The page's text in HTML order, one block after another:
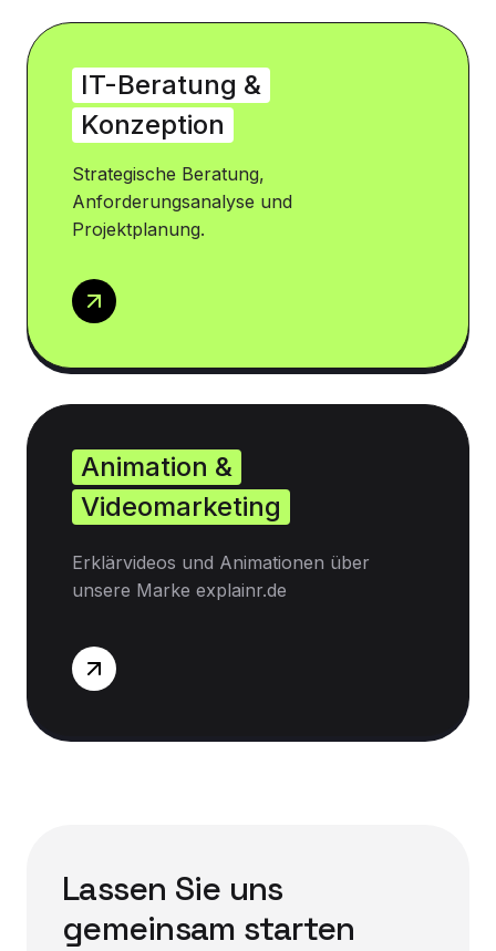
IT-Beratung &
Konzeption
Strategische Beratung,
Anforderungsanalyse und
Projektplanung.
Animation &
Videomarketing
Erklärvideos und Animationen über
unsere Marke explainr.de
Lassen Sie uns
gemeinsam starten